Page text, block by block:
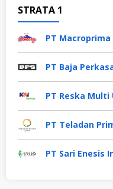
STRATA 1
PT
PT Baja
PT Reska Multi
PT Teladan
PT Sari Enesis